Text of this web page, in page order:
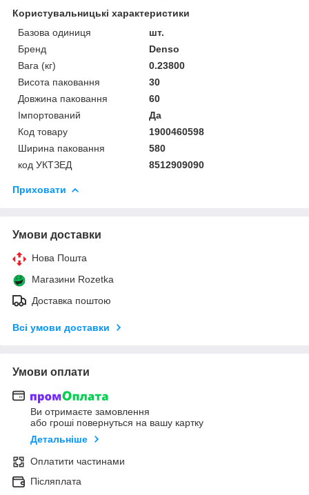
Користувальницькі характеристики
Базова одиниця
шт.
Бренд
Denso
Вага (кг)
0.23800
Висота паковання
30
Довжина паковання
60
Імпортований
Да
Код товару
1900460598
Ширина паковання
580
код УКТЗЕД
8512909090
Приховати
Умови доставки
Нова Пошта
Магазини Rozetka
Доставка поштою
Всі умови доставки
Умови оплати
Ви отримаєте замовлення
або гроші повернуться на вашу картку
Детальніше
Оплатити частинами
Післяплата